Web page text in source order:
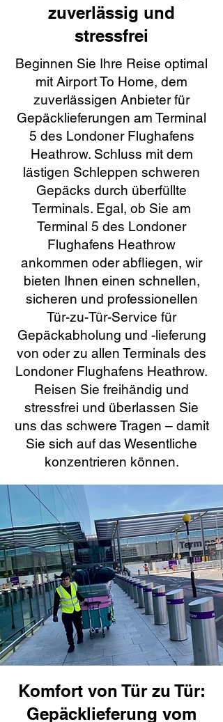
zuverlässig und
stressfrei
Beginnen Sie Ihre Reise optimal
mit Airport To Home, dem
zuverlässigen Anbieter für
Gepäcklieferungen am Terminal
5 des Londoner Flughafens
Heathrow. Schluss mit dem
lästigen Schleppen schweren
Gepäcks durch überfüllte
Terminals. Egal, ob Sie am
Terminal 5 des Londoner
Flughafens Heathrow
ankommen oder abfliegen, wir
bieten Ihnen einen schnellen,
sicheren und professionellen
Tür-zu-Tür-Service für
Gepäckabholung und -lieferung
von oder zu allen Terminals des
Londoner Flughafens Heathrow.
Reisen Sie freihändig und
stressfrei und überlassen Sie
uns das schwere Tragen – damit
Sie sich auf das Wesentliche
konzentrieren können.
Komfort von Tür zu Tür:
Gepäcklieferung vom